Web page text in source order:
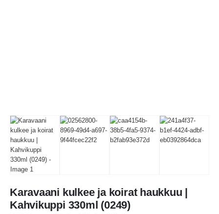
Karavaani kulkee ja koirat haukkuu |
Kahvikuppi 330ml (0249)